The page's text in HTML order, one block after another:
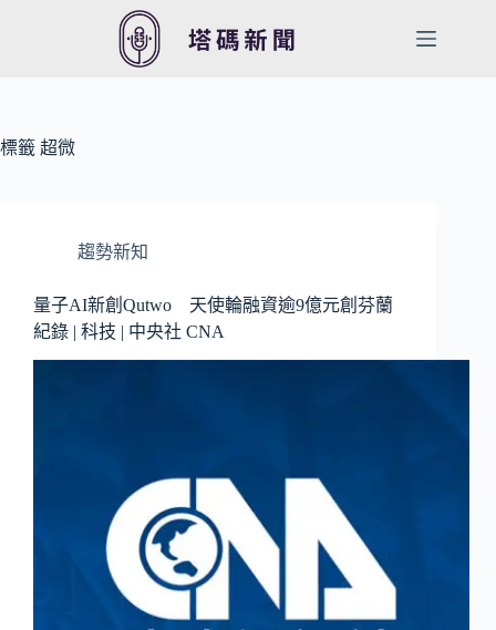
容
標籤 超微
趨勢新知
量子AI新創Qutwo 天使輪融資逾9億元創芬蘭
紀錄 | 科技 | 中央社 CNA